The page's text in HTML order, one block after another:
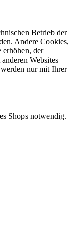
Betrieb der
Andere Cookies,
der
Websites
nur mit Ihrer
Shops notwendig.